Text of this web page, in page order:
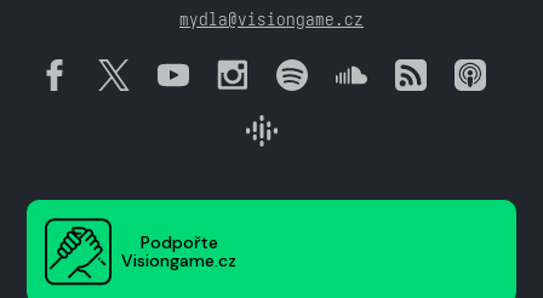
mydla@visiongame.cz
Podpořte
Visiongame.cz